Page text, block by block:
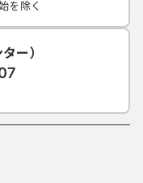
を除く
ー）